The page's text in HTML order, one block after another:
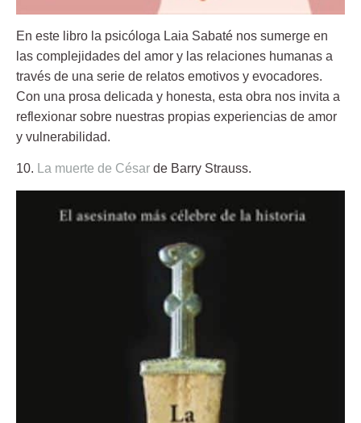
En este libro la psicóloga Laia Sabaté nos sumerge en
las complejidades del amor y las relaciones humanas a
través de una serie de relatos emotivos y evocadores.
Con una prosa delicada y honesta, esta obra nos invita a
reflexionar sobre nuestras propias experiencias de amor
y vulnerabilidad.
10. La muerte de César de Barry Strauss.